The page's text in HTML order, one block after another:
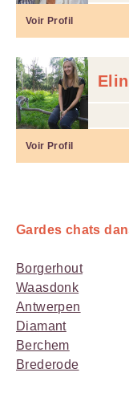
Voir Profil
Voir Profil
Gardes chats
Borgerhout
Waasdonk
Antwerpen
Diamant
Berchem
Brederode